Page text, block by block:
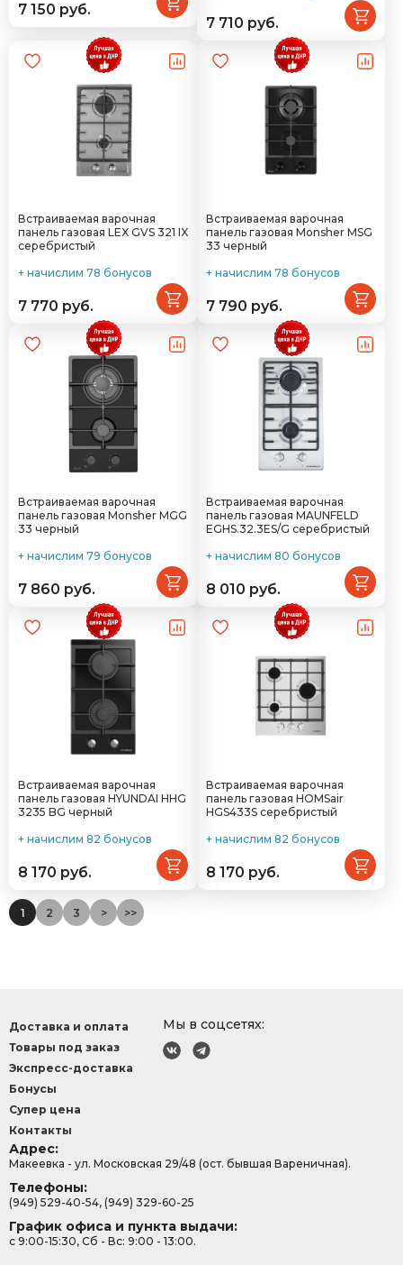
7 150 руб.
7 710 руб.
Встраиваемая варочная
панель газовая LEX GVS 321 IX
серебристый
+ начислим 78 бонусов
7 770 руб.
Встраиваемая варочная
панель газовая Monsher MSG
33 черный
+ начислим 78 бонусов
7 790 руб.
Встраиваемая варочная
панель газовая Monsher MGG
33 черный
+ начислим 79 бонусов
7 860 руб.
Встраиваемая варочная
панель газовая MAUNFELD
EGHS.32.3ES/G серебристый
+ начислим 80 бонусов
8 010 руб.
Встраиваемая варочная
панель газовая HYUNDAI HHG
3235 BG черный
+ начислим 82 бонусов
8 170 руб.
Встраиваемая варочная
панель газовая HOMSair
HGS433S серебристый
+ начислим 82 бонусов
8 170 руб.
1 2 3 > >>
Мы в соцсетях:
Доставка и оплата
Товары под заказ
Экспресс-доставка
Бонусы
Супер цена
Контакты
Адрес:
Макеевка - ул. Московская 29/48 (ост. бывшая Вареничная).
Телефоны:
(949) 529-40-54, (949) 329-60-25
График офиса и пункта выдачи:
с 9:00-15:30, Сб - Вс: 9:00 - 13:00.